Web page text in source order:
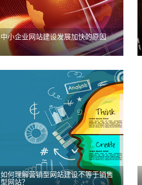
中小企业网站建设发展加快的原因
如何理解营销型网站建设不等于销售
型网站？
于销售型网站建设，怎么理解
呢...
网站建设
高权重链接对网站的重要性不
言而喻，不仅是流量的导入，
对权重的导入也很重要，因此
高权重链接也是网站建设的重
要部分，下面昭歌信息介绍
网站建设